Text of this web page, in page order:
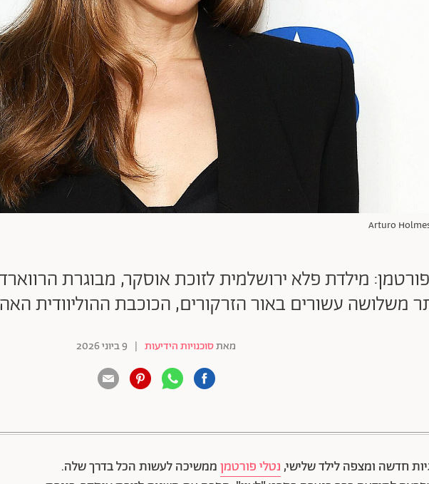
מילדת פלא ירושלמית לזוכת אוסקר, מבוגרת
משלושה עשורים באור הזרקורים, הכוכבת ההוליוודית
מאתסוכנויות הידיעות | 9 ביוני 2026
נטלי פורטמןממשיכה לעשות הכל בדרך שלה.